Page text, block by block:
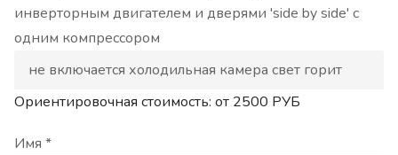
инверторным двигателем и дверями 'side by side' с
одним компрессором
Ориентировочная стоимость: от 2500 РУБ
Имя *